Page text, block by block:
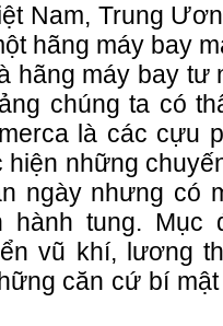
Nam, Trung
hãng máy bay
hãng máy bay tư
chúng ta có
là các cựu
hiện những
ngày nhưng có
tung. Mục
vũ khí, lương
căn cứ bí